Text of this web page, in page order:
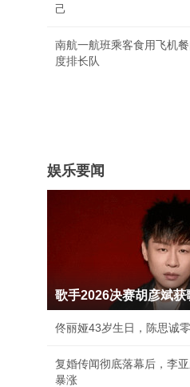
己
南航一航班乘客食用飞机
度排长队
娱乐要闻
歌手2026决赛胡彦斌获
佟丽娅43岁生日，陈思诚
复婚传闻彻底落幕后，李
暴涨